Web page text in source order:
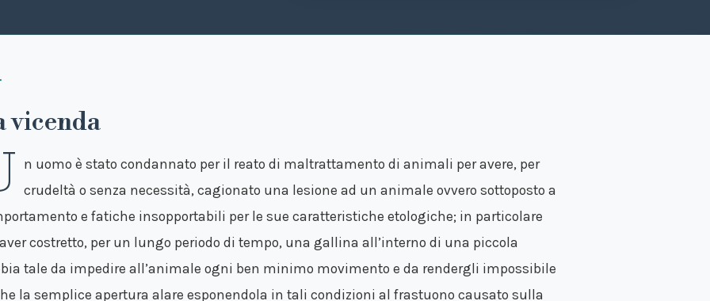
vicenda
n uomo è stato condannato per il reato di maltrattamento di animali per avere, per
crudeltà o senza necessità, cagionato una lesione ad un animale ovvero sottoposto a
e fatiche insopportabili per le sue caratteristiche etologiche; in particolare
costretto, per un lungo periodo di tempo, una gallina all’interno di una piccola
tale da impedire all’animale ogni ben minimo movimento e da rendergli impossibile
la semplice apertura alare esponendola in tali condizioni al frastuono causato sulla